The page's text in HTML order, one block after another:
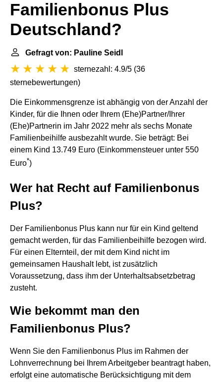
Familienbonus Plus
Deutschland?
Gefragt von: Pauline Seidl
sternezahl: 4.9/5 (36
sternebewertungen)
Die Einkommensgrenze ist abhängig von der Anzahl der
Kinder, für die Ihnen oder Ihrem (Ehe)Partner/Ihrer
(Ehe)Partnerin im Jahr 2022 mehr als sechs Monate
Familienbeihilfe ausbezahlt wurde. Sie beträgt: Bei
einem Kind 13.749 Euro (Einkommensteuer unter 550
Euro*)
Wer hat Recht auf Familienbonus
Plus?
Der Familienbonus Plus kann nur für ein Kind geltend
gemacht werden, für das Familienbeihilfe bezogen wird.
Für einen Elternteil, der mit dem Kind nicht im
gemeinsamen Haushalt lebt, ist zusätzlich
Voraussetzung, dass ihm der Unterhaltsabsetzbetrag
zusteht.
Wie bekommt man den
Familienbonus Plus?
Wenn Sie den Familienbonus Plus im Rahmen der
Lohnverrechnung bei Ihrem Arbeitgeber beantragt haben,
erfolgt eine automatische Berücksichtigung mit dem